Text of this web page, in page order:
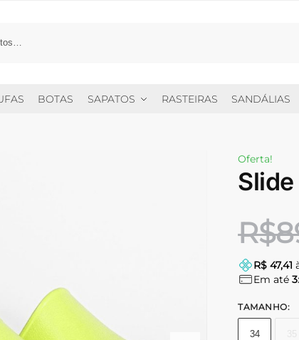
BOTAS SAPATOS RASTEIRAS SANDÁLIAS
Oferta!
R$
R$ 47,41
Em até3
TAMANHO:
34